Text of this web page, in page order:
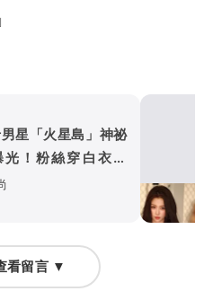
星「火星島」神祕
光！粉絲穿白衣朝
疑雲再起
看留言 ▼